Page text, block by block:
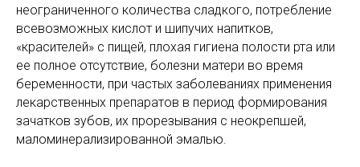
неограниченного количества сладкого, потребление
всевозможных кислот и шипучих напитков,
«красителей» с пищей, плохая гигиена полости рта или
ее полное отсутствие, болезни матери во время
беременности, при частых заболеваниях применения
лекарственных препаратов в период формирования
зачатков зубов, их прорезывания с неокрепшей,
маломинерализированной эмалью.